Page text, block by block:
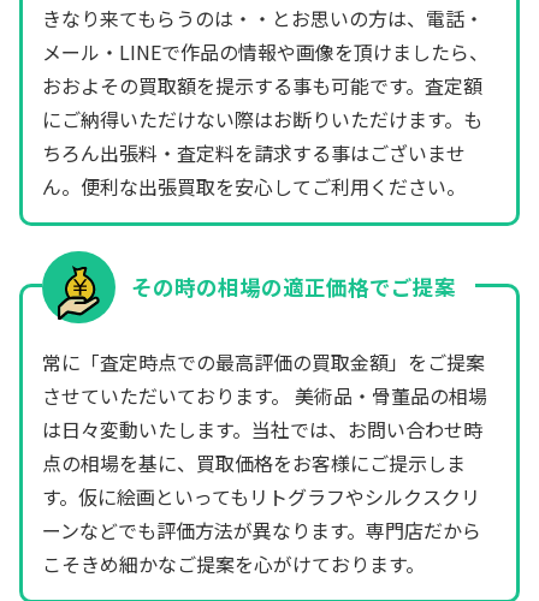
きなり来てもらうのは・・とお思いの方は、電話・
メール・LINEで作品の情報や画像を頂けましたら、
おおよその買取額を提示する事も可能です。査定額
にご納得いただけない際はお断りいただけます。も
ちろん出張料・査定料を請求する事はございませ
ん。便利な出張買取を安心してご利用ください。
その時の相場の適正価格でご提案
常に「査定時点での最高評価の買取金額」をご提案
させていただいております。 美術品・骨董品の相場
は日々変動いたします。当社では、お問い合わせ時
点の相場を基に、買取価格をお客様にご提示しま
す。仮に絵画といってもリトグラフやシルクスクリ
ーンなどでも評価方法が異なります。専門店だから
こそきめ細かなご提案を心がけております。